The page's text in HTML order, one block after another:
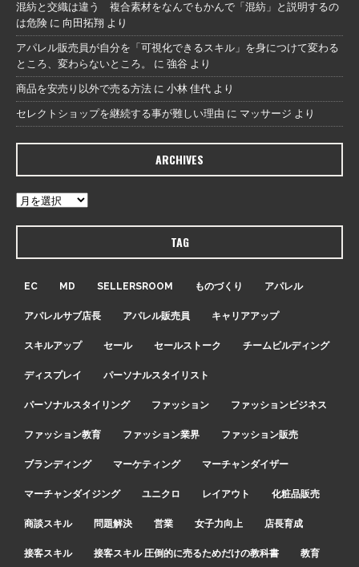
混紡と交織は違う 複合素材をなんでもかんで「混紡」と説明するの
は危険 に 向田拓翔 より
アパレル販売員が自分を「可視化できるスキル」を身につけて変わる
ところ、変わらないところ。
に 強谷 より
商品を安売り以外で売る方法 に 小林 佳代 より
セレクトショップを継続する事が難しい理由 に マッサージ より
ARCHIVES
TAG
EC MD SELLERSROOM ものづくり アパレル
アパレルサブ店長 アパレル販売員 キャリアアップ
スキルアップ セール セールストーク チームビルディング
ディスプレイ パーソナルスタイリスト
パーソナルスタイリング ファッション ファッションビジネス
ファッション教育 ファッション業界 ファッション販売
ブランディング マーケティング マーチャンダイザー
マーチャンダイジング ユニクロ レイアウト 化粧品販売
商談スキル 問題解決 営業 女子力向上 店長育成
接客スキル 接客スキル 圧倒的に売るためだけの教科書 教育